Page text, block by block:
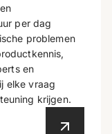
per dag
problemen
en
elke vraag
krijgen.